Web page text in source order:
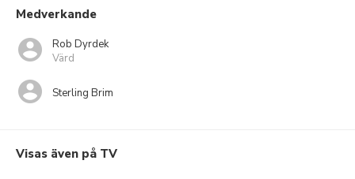
Medverkande
Rob Dyrdek
Värd
Sterling Brim
Visas även på TV